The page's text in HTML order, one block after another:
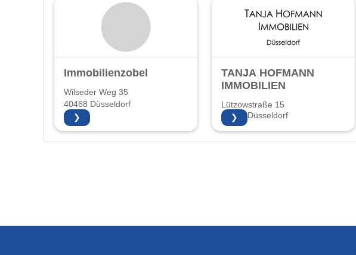
Immobilienzobel
Wilseder Weg 35
40468 Düsseldorf
❯
TANJA HOFMANN
IMMOBILIEN
Lützowstraße 15
40476 Düsseldorf
❯